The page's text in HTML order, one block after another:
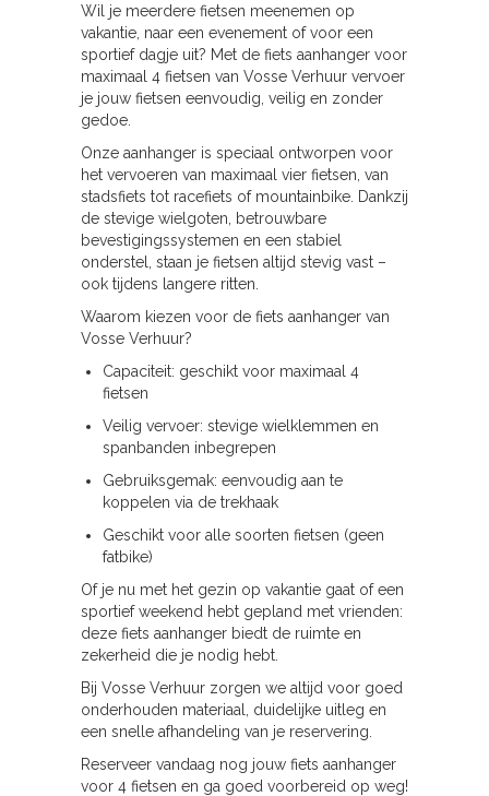
Wil je meerdere fietsen meenemen op
vakantie, naar een evenement of voor een
sportief dagje uit? Met de fiets aanhanger voor
maximaal 4 fietsen van Vosse Verhuur vervoer
je jouw fietsen eenvoudig, veilig en zonder
gedoe.
Onze aanhanger is speciaal ontworpen voor
het vervoeren van maximaal vier fietsen, van
stadsfiets tot racefiets of mountainbike. Dankzij
de stevige wielgoten, betrouwbare
bevestigingssystemen en een stabiel
onderstel, staan je fietsen altijd stevig vast –
ook tijdens langere ritten.
Waarom kiezen voor de fiets aanhanger van
Vosse Verhuur?
Capaciteit: geschikt voor maximaal 4
fietsen
Veilig vervoer: stevige wielklemmen en
spanbanden inbegrepen
Gebruiksgemak: eenvoudig aan te
koppelen via de trekhaak
Geschikt voor alle soorten fietsen (geen
fatbike)
Of je nu met het gezin op vakantie gaat of een
sportief weekend hebt gepland met vrienden:
deze fiets aanhanger biedt de ruimte en
zekerheid die je nodig hebt.
Bij Vosse Verhuur zorgen we altijd voor goed
onderhouden materiaal, duidelijke uitleg en
een snelle afhandeling van je reservering.
Reserveer vandaag nog jouw fiets aanhanger
voor 4 fietsen en ga goed voorbereid op weg!